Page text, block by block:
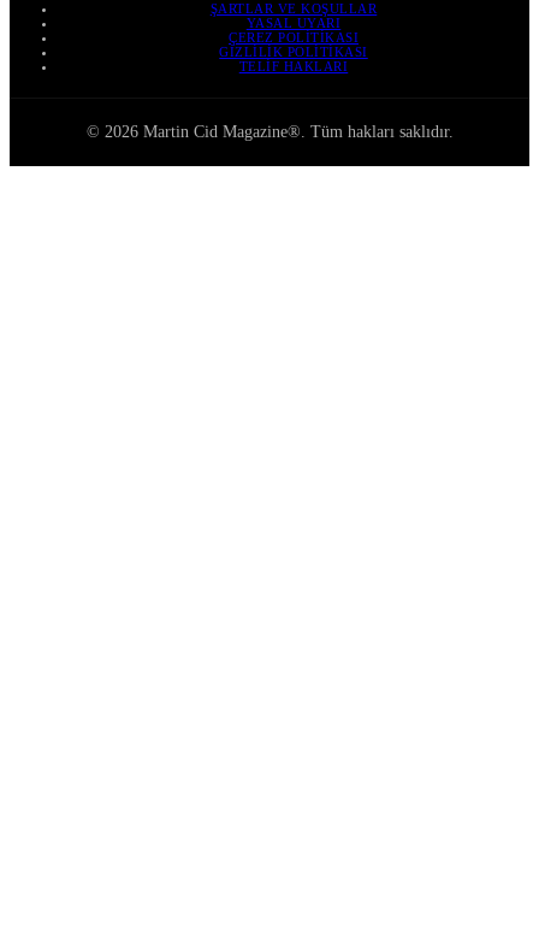
ŞARTLAR VE KOŞULLAR
YASAL UYARI
ÇEREZ POLITIKASI
GIZLILIK POLITIKASI
TELIF HAKLARI
© 2026 Martin Cid Magazine®. Tüm hakları saklıdır.